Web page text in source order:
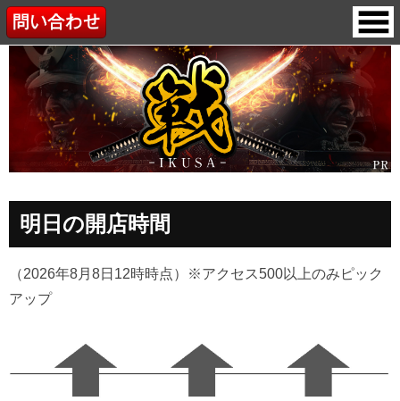
明日の開店時間
（2026年8月8日12時時点）
※アクセス500以上のみピック
アップ